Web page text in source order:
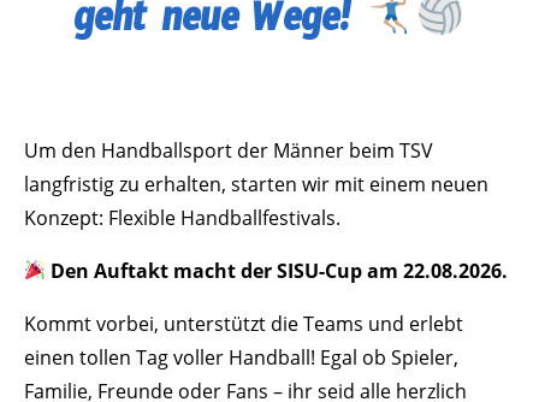
geht neue Wege!
Um den Handballsport der Männer beim TSV
langfristig zu erhalten, starten wir mit einem neuen
Konzept: Flexible Handballfestivals.
Den Auftakt macht der SISU-Cup am 22.08.2026.
Kommt vorbei, unterstützt die Teams und erlebt
einen tollen Tag voller Handball! Egal ob Spieler,
Familie, Freunde oder Fans – ihr seid alle herzlich